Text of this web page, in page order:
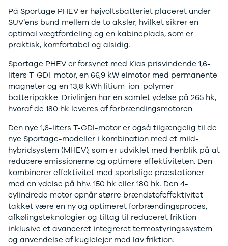
Niro
Rio
e-Niro
Optima
Sorento
Sportage
Stonic
Venga
XCeed
ProCeed
EV9
EV3
EV4
Land Rover
Se alle Land
Rover
Range Rover
Sport
Lexus
Se alle Lexus
På Sportage PHEV er højvoltsbatteriet placeret under
SUV’ens bund mellem de to aksler, hvilket sikrer en
optimal vægtfordeling og en kabineplads, som er
praktisk, komfortabel og alsidig.
Sportage PHEV er forsynet med Kias prisvindende 1,6-
liters T-GDI-motor, en 66,9 kW elmotor med permanente
magneter og en 13,8 kWh litium-ion-polymer-
batteripakke. Drivlinjen har en samlet ydelse på 265 hk,
hvoraf de 180 hk leveres af forbrændingsmotoren.
Den nye 1,6-liters T-GDI-motor er også tilgængelig til de
nye Sportage-modeller i kombination med et mild-
hybridsystem (MHEV), som er udviklet med henblik på at
reducere emissionerne og optimere effektiviteten. Den
kombinerer effektivitet med sportslige præstationer
med en ydelse på hhv. 150 hk eller 180 hk. Den 4-
cylindrede motor opnår større brændstofeffektivitet
takket være en ny og optimeret forbrændingsproces,
afkølingsteknologier og tiltag til reduceret friktion
inklusive et avanceret integreret termostyringssystem
og anvendelse af kuglelejer med lav friktion.